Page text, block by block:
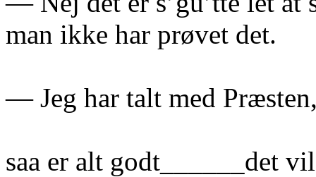
man ikke har prøvet det.
— Jeg har talt med
saa er alt godt______det